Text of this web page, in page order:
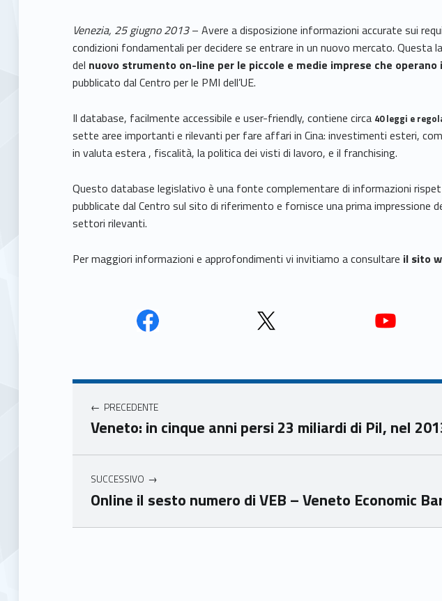
Venezia, 25 giugno 2013– Avere a disposizione informazioni accurate sui
condizioni fondamentali per decidere se entrare in un nuovo mercato. Questa
del nuovo strumento on-line per le piccole e medie imprese che operano
pubblicato dal Centro per le PMI dell’UE.
Il database, facilmente accessibile e user-friendly, contiene circa 40 leggi e
sette aree importanti e rilevanti per fare affari in Cina: investimenti esteri,
in valuta estera , fiscalità, la politica dei visti di lavoro, e il franchising.
Questo database legislativo è una fonte complementare di informazioni
pubblicate dal Centro sul sito di riferimento e fornisce una prima impressione
settori rilevanti.
Per maggiori informazioni e approfondimenti vi invitiamo a consultare il sito
Unio
mer
e
Unio
e
Unio
e
Navigazione articoli
PRECEDENTE
Veneto: in cinque anni persi 23 miliardi di Pil, nel
SUCCESSIVO
Online il sesto numero di VEB – Veneto Economic
Skip back to main navigation